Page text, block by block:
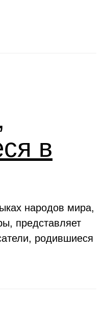
в
народов мира,
представляет
родившиеся